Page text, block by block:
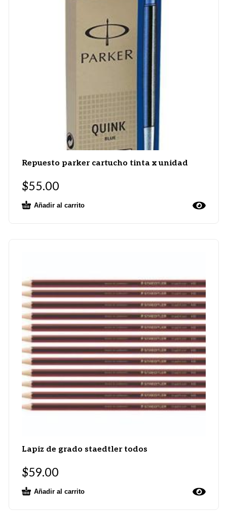
Repuesto parker cartucho tinta x unidad
$55.00
Añadir al carrito
Lapiz de grado staedtler todos
$59.00
Añadir al carrito